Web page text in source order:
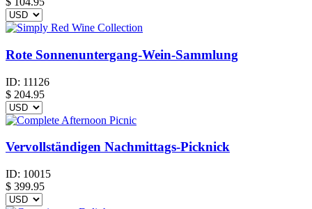
Rote Sonnenuntergang-Wein-Sammlung
ID: 11126
$ 204.95
Vervollständigen Nachmittags-Picknick
ID: 10015
$ 399.95